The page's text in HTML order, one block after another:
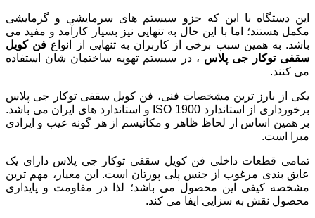
این دستگاه با این که جزو سیستم های سرمایشی و گرمایشی
مکمل هستند؛ اما با این حال به تنهایی نیز بسیار کارآمد و مفید می
باشد. به همین سبب برخی از کاربران به تنهایی از انواع فن کویل
سقفی توکار جی پلاس ، در سیستم تهویه ساختمان شان استفاده
می کنند.
یکی از بارز ترین مشخصات فنی، فن کویل سقفی توکار جی پلاس
برخورداری از استاندارد ISO 1900 و استاندارد های ایران می باشد.
بر همین اساس از لحاظ ظاهر و مکانیسم از هر گونه عیب و ایرادی
مبرا است.
تمامی قطعات داخلی فن کویل سقفی توکار جی پلاس دارای یک
عایق بندی مرغوب از جنس پلی پورتان است. این معیار، مهم ترین
مشخصه کیفی این محصول می باشد؛ لذا در مقاومت و پایداری
محصول نقش به سزایی ایفا می کند.